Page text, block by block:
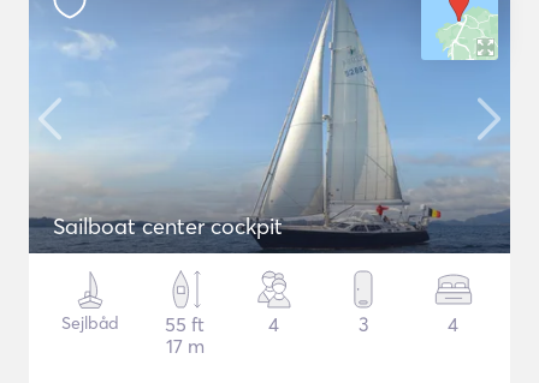
Sailboat center cockpit
Sejlbåd
55 ft
17 m
4 3 4